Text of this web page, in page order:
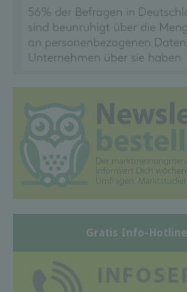
Gratis Info-Hotline